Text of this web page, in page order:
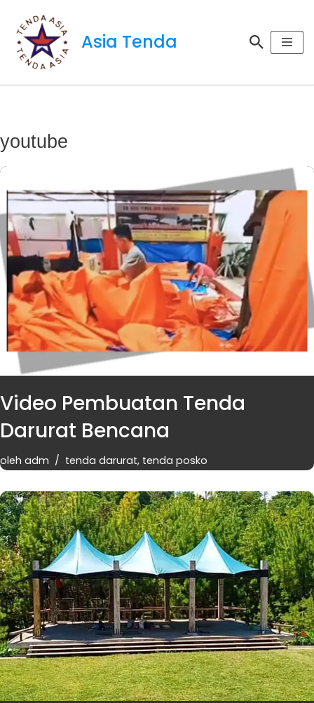
Lompat
ke
Asia Tenda
youtube
Video Pembuatan Tenda
Darurat Bencana
oleh adm tenda darurat, tenda posko